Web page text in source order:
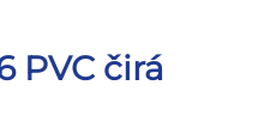
PVC čirá